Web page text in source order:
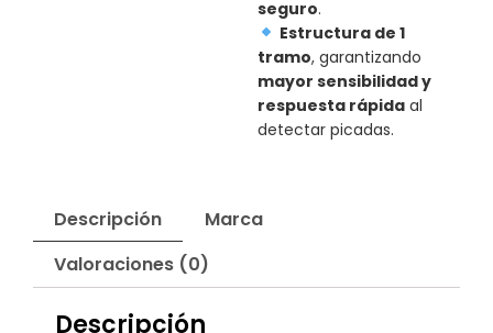
seguro.
Estructura de 1
tramo, garantizando
mayor sensibilidad y
respuesta rápida al
detectar picadas.
Descripción
Marca
Valoraciones (0)
Descripción